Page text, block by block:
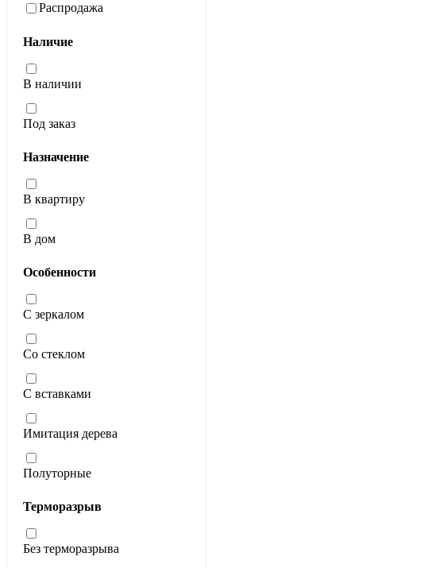
Распродажа
Наличие
В наличии
Под заказ
Назначение
В квартиру
В дом
Особенности
С зеркалом
Со стеклом
С вставками
Имитация дерева
Полуторные
Терморазрыв
Без терморазрыва